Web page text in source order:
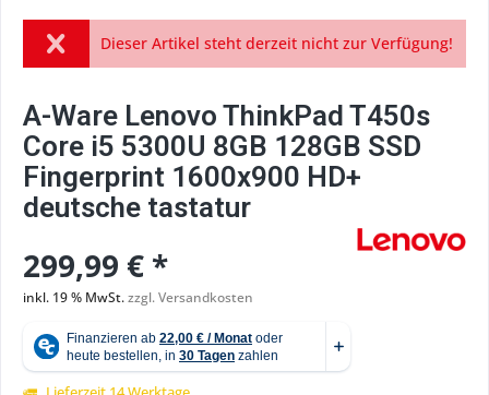
Dieser Artikel steht derzeit nicht zur Verfügung!
A-Ware Lenovo ThinkPad T450s
Core i5 5300U 8GB 128GB SSD
Fingerprint 1600x900 HD+
deutsche tastatur
299,99 € *
inkl. 19 % MwSt.zzgl. Versandkosten